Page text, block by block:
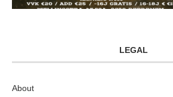
LEGAL
About